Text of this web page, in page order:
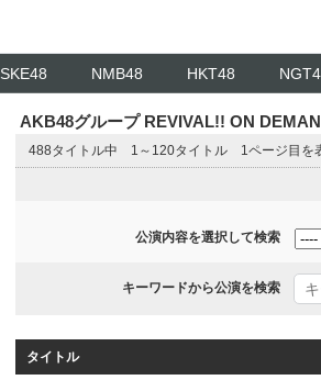
SKE48 NMB48 HKT48
AKB48グループ REVIVAL!! ON
488タイトル中 1～120タイトル 1ページ目を
公演内容を選択して検索
キーワードから公演を検索
タイトル